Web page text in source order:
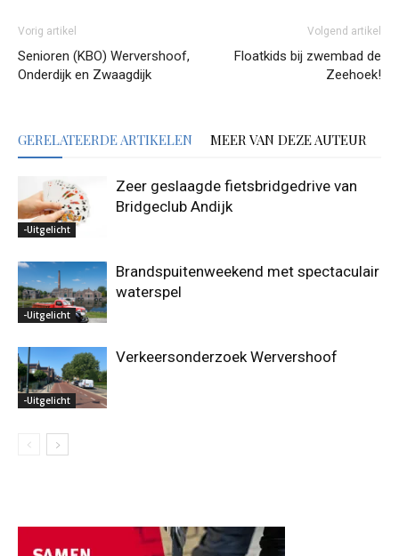
Vorig artikel
Senioren (KBO) Wervershoof,
Onderdijk en Zwaagdijk
Volgend artikel
Floatkids bij zwembad de
Zeehoek!
GERELATEERDE ARTIKELEN MEER VAN DEZE AUTEUR
-Uitgelicht
Zeer geslaagde fietsbridgedrive van
Bridgeclub Andijk
-Uitgelicht
Brandspuitenweekend met spectaculair
waterspel
-Uitgelicht
Verkeersonderzoek Wervershoof